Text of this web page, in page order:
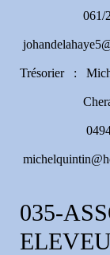
061/
Trésorier :
Chera de
035-